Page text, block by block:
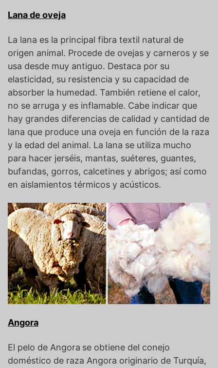
Lana de oveja
La lana es la principal fibra textil natural de
origen animal. Procede de ovejas y carneros y se
usa desde muy antiguo. Destaca por su
elasticidad, su resistencia y su capacidad de
absorber la humedad. También retiene el calor,
no se arruga y es inflamable. Cabe indicar que
hay grandes diferencias de calidad y cantidad de
lana que produce una oveja en función de la raza
y la edad del animal. La lana se utiliza mucho
para hacer jerséis, mantas, suéteres, guantes,
bufandas, gorros, calcetines y abrigos; así como
en aislamientos térmicos y acústicos.
Angora
El pelo de Angora se obtiene del conejo
doméstico de raza Angora originario de Turquía,